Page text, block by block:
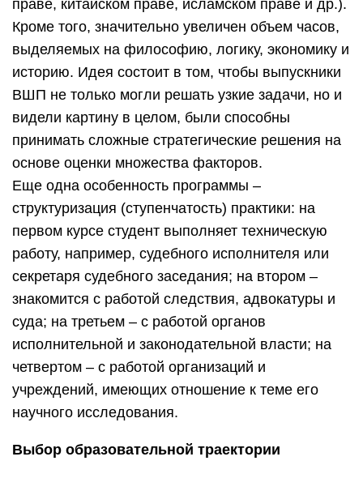
праве, китайском праве, исламском праве и др.).
Кроме того, значительно увеличен объем часов,
выделяемых на философию, логику, экономику и
историю. Идея состоит в том, чтобы выпускники
ВШП не только могли решать узкие задачи, но и
видели картину в целом, были способны
принимать сложные стратегические решения на
основе оценки множества факторов.
Еще одна особенность программы –
структуризация (ступенчатость) практики: на
первом курсе студент выполняет техническую
работу, например, судебного исполнителя или
секретаря судебного заседания; на втором –
знакомится с работой следствия, адвокатуры и
суда; на третьем – с работой органов
исполнительной и законодательной власти; на
четвертом – с работой организаций и
учреждений, имеющих отношение к теме его
научного исследования.
Выбор образовательной траектории